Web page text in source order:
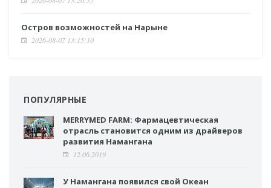
Остров возможностей на Нарыне
2026-08-07 13:15:10
ПОПУЛЯРНЫЕ
MERRYMED FARM: Фармацевтическая
отрасль становится одним из драйверов
развития Намангана
12.06.2019
У Намангана появился свой Океан